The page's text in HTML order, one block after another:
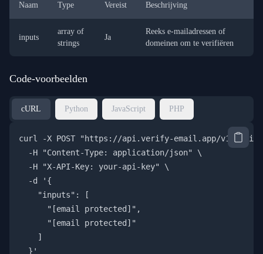
Naam Type Vereist Beschrijving
inputs
array of
strings
Ja
Reeks e-mailadressen of
domeinen om te verifiëren
Code-voorbeelden
cURL Python JavaScript PHP
curl -X POST "https://api.verify-email.app/v1/
  -H "Content-Type: application/json" \
  -H "X-API-Key: your-api-key" \
  -d '{
    "inputs": [
      "
[email protected] ",
      "
[email protected] "
    ]
  }'